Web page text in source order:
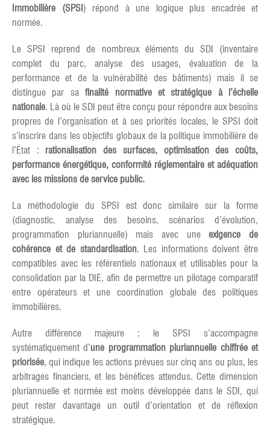
Immobilière (SPSI) répond à une logique plus encadrée et
normée.
Le SPSI reprend de nombreux éléments du SDI (inventaire
complet du parc, analyse des usages, évaluation de la
performance et de la vulnérabilité des bâtiments) mais il se
distingue par safinalité normative et stratégique à l’échelle
nationale. Là où le SDI peut être conçu pour répondre aux besoins
propres de l’organisation et à ses priorités locales, le SPSI doit
s’inscrire dans les objectifs globaux de la politique immobilière de
l’État : rationalisation des surfaces, optimisation des coûts,
performance énergétique, conformité réglementaire et adéquation
avec les missions de service public.
La méthodologie du SPSI est donc similaire sur la forme
(diagnostic, analyse des besoins, scénarios d’évolution,
programmation pluriannuelle) mais avec uneexigence de
cohérence et de standardisation. Les informations doivent être
compatibles avec les référentiels nationaux et utilisables pour la
consolidation par la DIE, afin de permettre un pilotage comparatif
entre opérateurs et une coordination globale des politiques
immobilières.
Autre différence majeure : le SPSI s’accompagne
systématiquement d’une programmation pluriannuelle chiffrée et
priorisée, qui indique les actions prévues sur cinq ans ou plus, les
arbitrages financiers, et les bénéfices attendus. Cette dimension
pluriannuelle et normée est moins développée dans le SDI, qui
peut rester davantage un outil d’orientation et de réflexion
stratégique.